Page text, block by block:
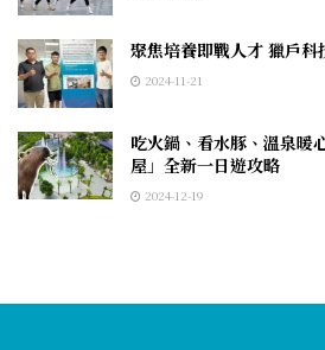
聚焦培養即戰人才 獵戶
2024-11-21
吃火鍋、看水豚、溫泉暖
屋」全新一日遊攻略
2024-12-19